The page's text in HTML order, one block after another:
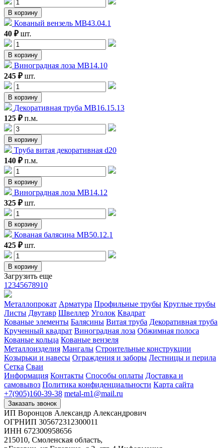
В корзину
Кованый вензель MB43.04.1
40 ₽ шт.
В корзину
Виноградная лоза MB14.10
245 ₽ шт.
В корзину
Декоративная труба MB16.15.13
125 ₽ п.м.
В корзину
Труба витая декоративная d20
140 ₽ п.м.
В корзину
Виноградная лоза MB14.12
325 ₽ шт.
В корзину
Кованая балясина МВ50.12.1
425 ₽ шт.
В корзину
Загрузить еще
1 2345678910
Металлопрокат Арматура Профильные трубы Круглые трубы
Листы Двутавр Швеллер Уголок Квадрат
Кованые элементы Балясины Витая труба Декоративная труба
Крученный квадрат Виноградная лоза Обжимная полоса
Кованые кольца Кованые вензеля
Металлоизделия Мангалы Строительные конструкции
Козырьки и навесы Ограждения и заборы Лестницы и перила
Сетка Сваи
Информация Контакты Способы оплаты Доставка и
самовывоз Политика конфиденциальности Карта сайта
+7(905)160-39-38 metal-m1@mail.ru
Заказать звонок
ИП Воронцов Александр Александрович
ОГРНИП 305672312300011
ИНН 672300958656
215010, Смоленская область,